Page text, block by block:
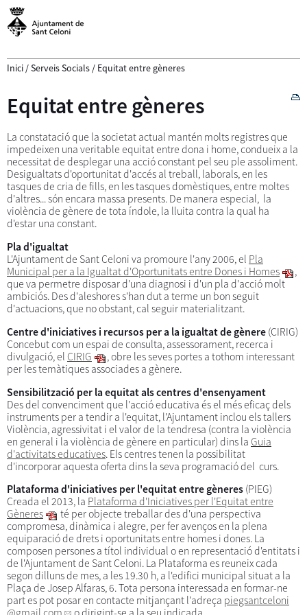
Inici /Serveis Socials / Equitat entre gèneres
Equitat entre gèneres
La constatació que la societat actual mantén molts registres que
impedeixen una veritable equitat entre dona i home, condueix a la
necessitat de desplegar una acció constant pel seu ple assoliment.
Desigualtats d'oportunitat d'accés al treball, laborals, en les
tasques de cria de fills, en les tasques domèstiques, entre moltes
d'altres... són encara massa presents. De manera especial, la
violència de gènere de tota índole, la lluita contra la qual ha
d'estar una constant.
Pla d'igualtat
L'Ajuntament de Sant Celoni va promoure l'any 2006, el Pla
Municipal per a la Igualtat d'Oportunitats entre Dones i Homes
,
que va permetre disposar d'una diagnosi i d'un pla d'acció molt
ambiciós. Des d'aleshores s'han dut a terme un bon seguit
d'actuacions, que no obstant, cal seguir materialitzant.
Centre d'iniciatives i recursos per a la igualtat de gènere (CIRIG)
Concebut com un espai de consulta, assessorament, recerca i
divulgació, el CIRIG
, obre les seves portes a tothom interessant
per les temàtiques associades a gènere.
Sensibilització per la equitat als centres d'ensenyament
Des del convenciment que l'acció educativa és el més eficaç dels
instruments per a tendir a l'equitat, l'Ajuntament inclou els tallers
Violència, agressivitat i el valor de la tendresa (contra la violència
en general i la violència de gènere en particular) dins la Guia
d'activitats educatives. Els centres tenen la possibilitat
d'incorporar aquesta oferta dins la seva programació del curs.
Plataforma d'iniciatives per l'equitat entre gèneres (PIEG)
Creada el 2013, la Plataforma d'Iniciatives per l'Equitat entre
Gèneres
té per objecte treballar des d'una perspectiva
compromesa, dinàmica i alegre, per fer avenços en la plena
equiparació de drets i oportunitats entre homes i dones. La
composen persones a títol individual o en representació d'entitats i
de l'Ajuntament de Sant Celoni. La Plataforma es reuneix cada
segon dilluns de mes, a les 19.30 h, a l'edifici municipal situat a la
Plaça de Josep Alfaras, 6. Tota persona interessada en formar-ne
part es pot posar en contacte mitjançant l'adreça piegsantceloni